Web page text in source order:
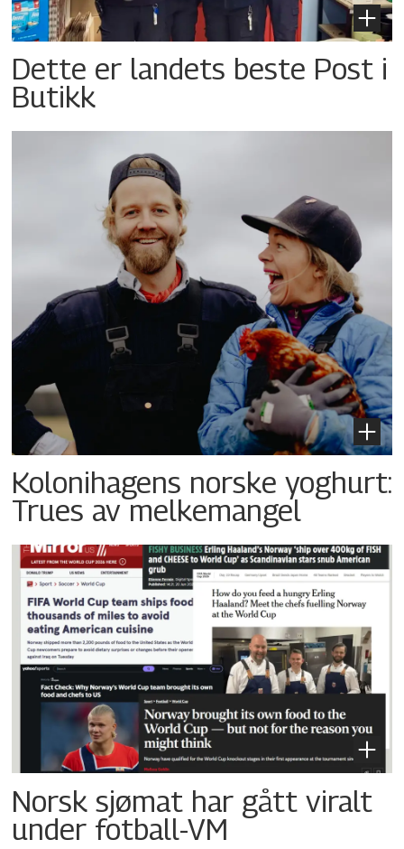
Dette er landets beste Post i
Butikk
Kolonihagens norske yoghurt:
Trues av melkemangel
Norsk sjømat har gått viralt
under fotball-VM